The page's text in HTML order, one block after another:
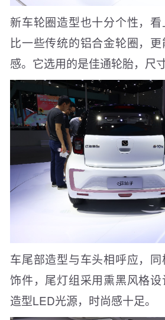
新车轮圈造型也十分个性，
比一些传统的铝合金轮圈，
感。它选用的是佳通轮胎，尺
车尾部造型与车头相呼应，
饰件，尾灯组采用熏黑风格
造型LED光源，时尚感十足。